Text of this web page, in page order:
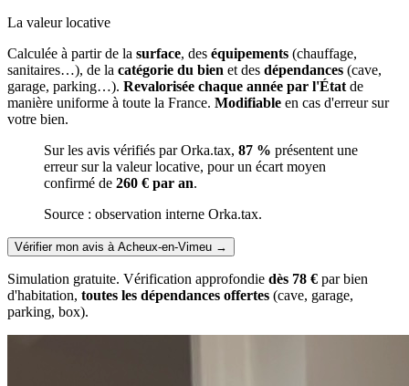
La valeur locative
Calculée à partir de la surface, des équipements (chauffage,
sanitaires…), de la catégorie du bien et des dépendances (cave,
garage, parking…). Revalorisée chaque année par l'État de
manière uniforme à toute la France. Modifiable en cas d'erreur sur
votre bien.
Sur les avis vérifiés par Orka.tax, 87 % présentent une
erreur sur la valeur locative, pour un écart moyen
confirmé de 260 € par an.
Source : observation interne Orka.tax.
Vérifier mon avis à Acheux-en-Vimeu →
Simulation gratuite. Vérification approfondie dès 78 € par bien
d'habitation, toutes les dépendances offertes (cave, garage,
parking, box).